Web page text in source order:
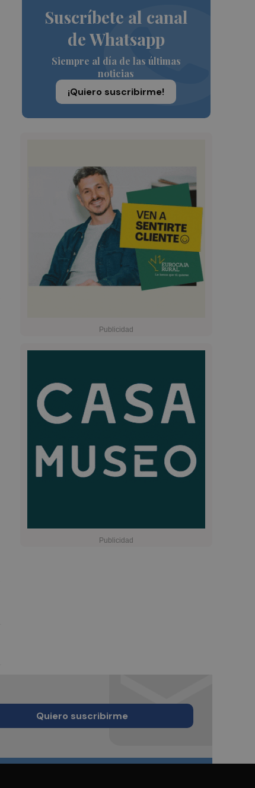
Suscríbete al canal
de Whatsapp
Siempre al día de las últimas
noticias
¡Quiero suscribirme!
Quiero suscribirme